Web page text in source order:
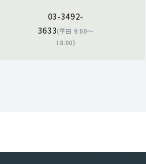
03-3492-
3633(平日 9:00〜
18:00)